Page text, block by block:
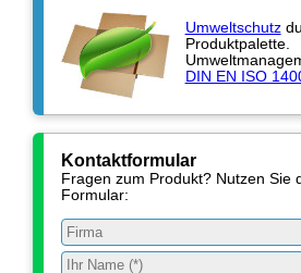
Umweltschutz
Produktpalette.
DIN EN ISO
Kontaktformular
Fragen zum Produkt? Nutzen Sie
Formular: